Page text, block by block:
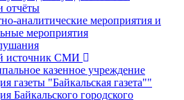
отчёты
аналитические мероприятия и
мероприятия
источник СМИ
казенное учреждение
газеты "Байкальская газета""
Байкальского городского